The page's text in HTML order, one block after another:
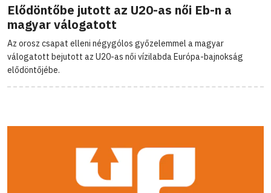
Elődöntőbe jutott az U20-as női Eb-n a
magyar válogatott
Az orosz csapat elleni négygólos győzelemmel a magyar
válogatott bejutott az U20-as női vízilabda Európa-bajnokság
elődöntőjébe.